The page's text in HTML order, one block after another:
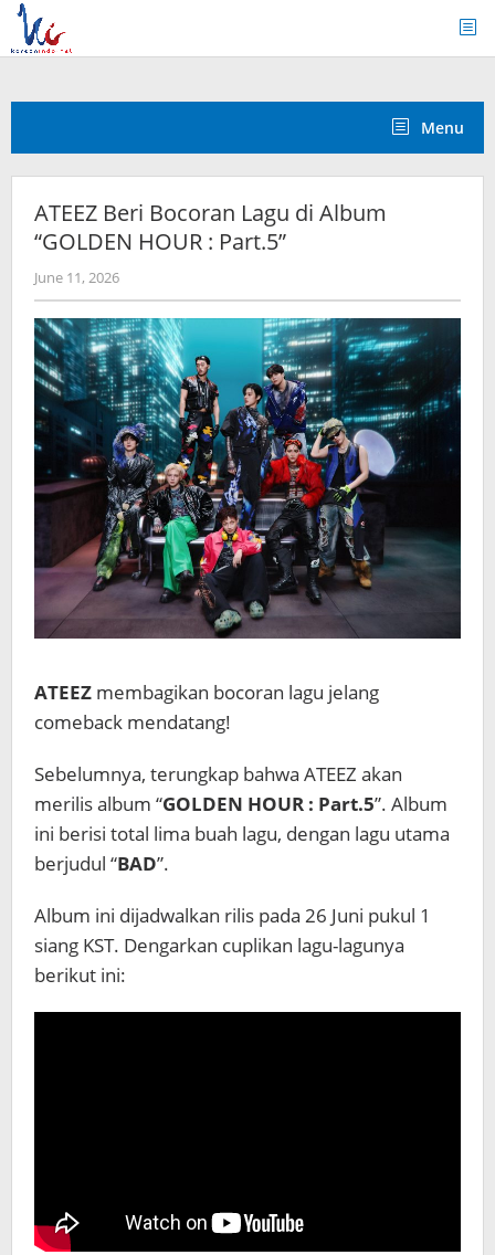
Skip
content
Menu
ATEEZ Beri Bocoran Lagu di Album
“GOLDEN HOUR : Part.5”
June 11, 2026by
anisrina
ATEEZ membagikan bocoran lagu jelang
comeback mendatang!
Sebelumnya, terungkap bahwa ATEEZ akan
merilis album “GOLDEN HOUR : Part.5”. Album
ini berisi total lima buah lagu, dengan lagu utama
berjudul “BAD”.
Album ini dijadwalkan rilis pada 26 Juni pukul 1
siang KST. Dengarkan cuplikan lagu-lagunya
berikut ini: